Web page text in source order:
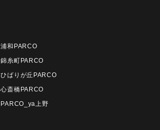
浦和PARCO
錦糸町PARCO
ひばりが丘PARCO
心斎橋PARCO
PARCO_ya上野